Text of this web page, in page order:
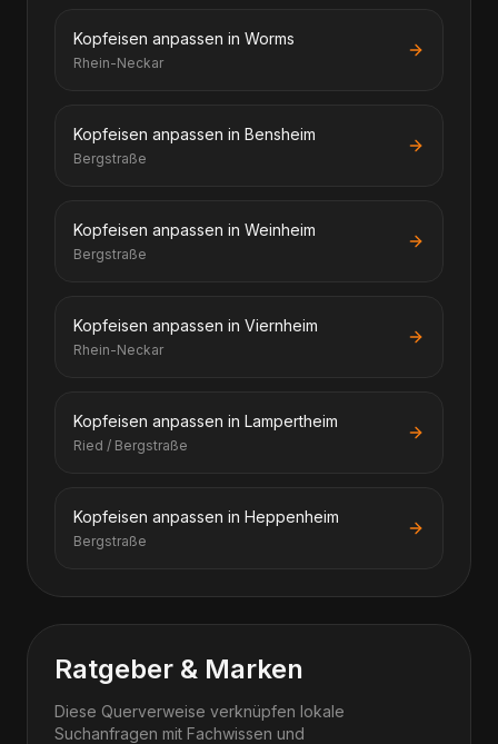
Kopfeisen anpassen in Worms
Rhein-Neckar
Kopfeisen anpassen in Bensheim
Bergstraße
Kopfeisen anpassen in Weinheim
Bergstraße
Kopfeisen anpassen in Viernheim
Rhein-Neckar
Kopfeisen anpassen in Lampertheim
Ried / Bergstraße
Kopfeisen anpassen in Heppenheim
Bergstraße
Ratgeber & Marken
Diese Querverweise verknüpfen lokale
Suchanfragen mit Fachwissen und